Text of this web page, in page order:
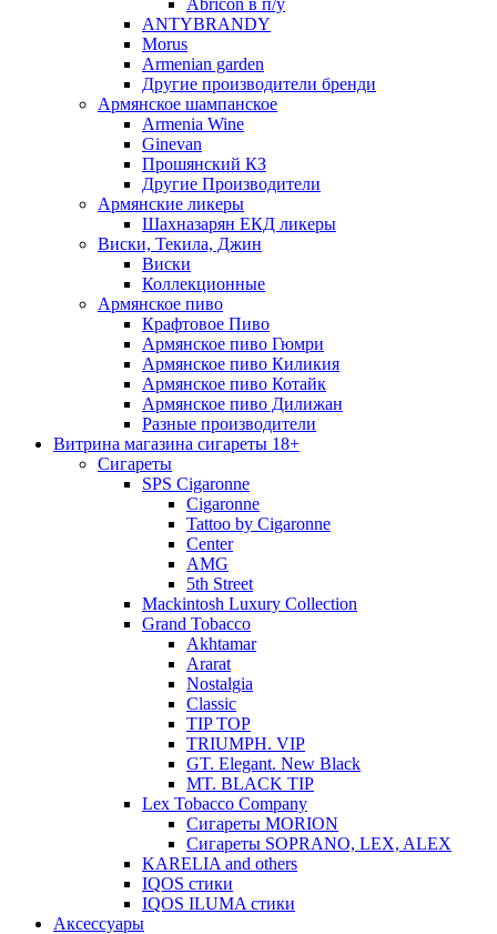
Abricon в п/у
ANTYBRANDY
Morus
Armenian garden
Другие производители бренди
Армянское шампанское
Armenia Wine
Ginevan
Прошянский КЗ
Другие Производители
Армянские ликеры
Шахназарян ЕКД ликеры
Виски, Текила, Джин
Виски
Коллекционные
Армянское пиво
Крафтовое Пиво
Армянское пиво Гюмри
Армянское пиво Киликия
Армянское пиво Котайк
Армянское пиво Дилижан
Разные производители
Витрина магазина сигареты 18+
Cигареты
SPS Cigaronne
Сigaronne
Tattoo by Cigaronne
Center
AMG
5th Street
Mackintosh Luxury Collection
Grand Tobacco
Akhtamar
Ararat
Nostalgia
Classic
TIP TOP
TRIUMPH. VIP
GT. Elegant. New Black
MT. BLACK TIP
Lex Tobacco Company
Сигареты MORION
Сигареты SOPRANO, LEX, ALEX
KARELIA and others
IQOS стики
IQOS ILUMA стики
Аксессуары